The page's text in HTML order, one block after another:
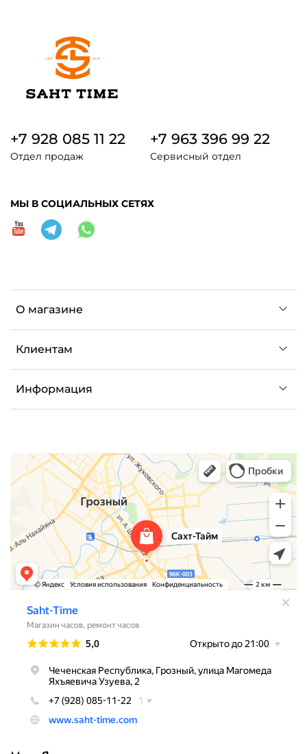
О магазине
Клиентам
Информация
+7 928 085 11 22
Отдел продаж
+7 963 396 99 22
Сервисный отдел
МЫ В СОЦИАЛЬНЫХ СЕТЯХ